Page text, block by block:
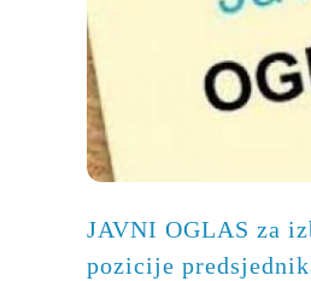
JAVNI OGLAS za
pozicije